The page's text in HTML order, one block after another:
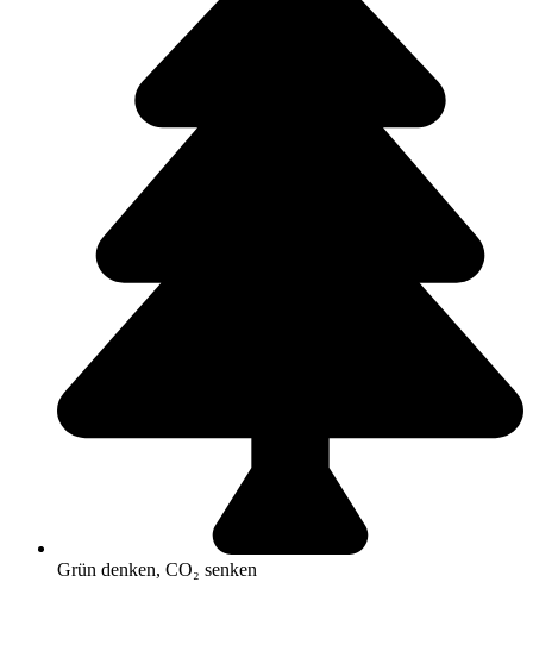
Grün denken, CO₂ senken